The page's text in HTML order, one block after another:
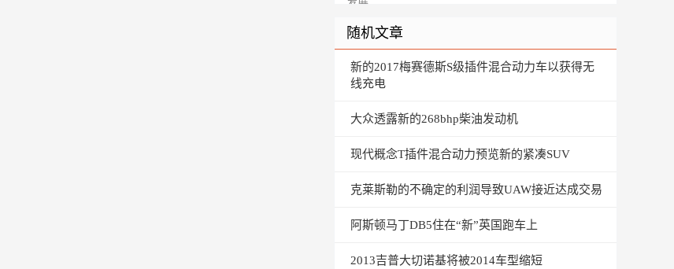
随机文章
新的2017梅赛德斯S级插件混合动力车以获得无
线充电
大众透露新的268bhp柴油发动机
现代概念T插件混合动力预览新的紧凑SUV
克莱斯勒的不确定的利润导致UAW接近达成交易
阿斯顿马丁DB5住在“新”英国跑车上
2013吉普大切诺基将被2014车型缩短